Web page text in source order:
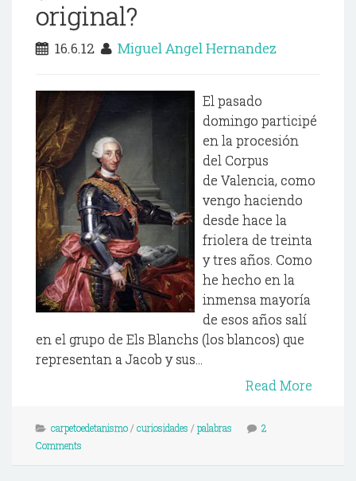
original?
16.6.12 Miguel Angel Hernandez
El pasado
domingo participé
en la procesión
del Corpus
de Valencia, como
vengo haciendo
desde hace la
friolera de treinta
y tres años. Como
he hecho en la
inmensa mayoría
de esos años salí
en el grupo de Els Blanchs (los blancos) que
representan a Jacob y sus...
Read More
carpetoedetanismo/ curiosidades / palabras
2
Comments